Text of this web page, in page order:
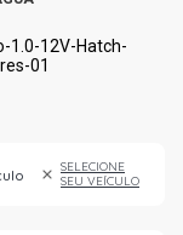
SELECIONE
SEU VEÍCULO